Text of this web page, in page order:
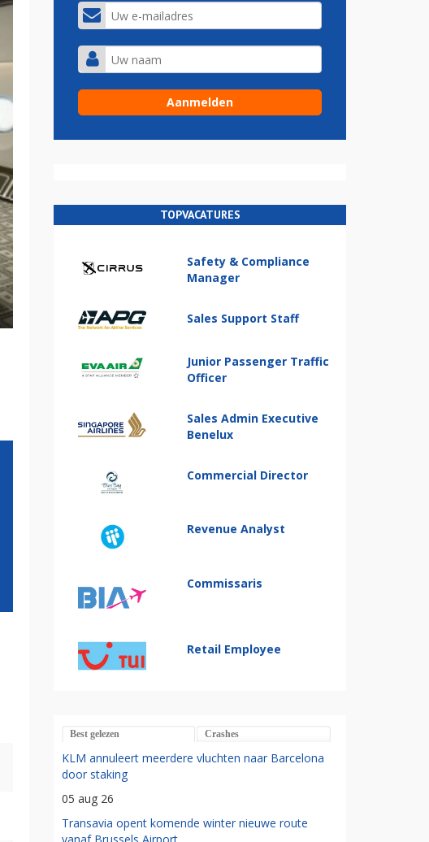
TOPVACATURES
Safety & Compliance
Manager
Sales Support Staff
Junior Passenger Traffic
Officer
Sales Admin Executive
Benelux
Commercial Director
Revenue Analyst
Commissaris
Retail Employee
Best gelezen Crashes
KLM annuleert meerdere vluchten naar Barcelona
door staking
05 aug 26
Transavia opent komende winter nieuwe route